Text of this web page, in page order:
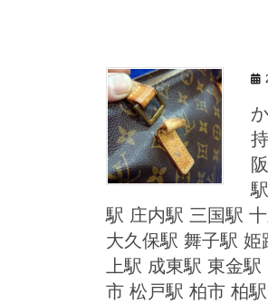
駅 庄内駅 三国駅
大久保駅 舞子駅
上駅 成東駅 東金
市 松戸駅 柏市 柏